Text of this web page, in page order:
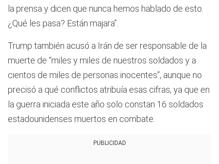
la prensa y dicen que nunca hemos hablado de esto.
¿Qué les pasa? Están majara”.
Trump también acusó a Irán de ser responsable de la
muerte de “miles y miles de nuestros soldados y a
cientos de miles de personas inocentes”, aunque no
precisó a qué conflictos atribuía esas cifras, ya que en
la guerra iniciada este año solo constan 16 soldados
estadounidenses muertos en combate.
PUBLICIDAD